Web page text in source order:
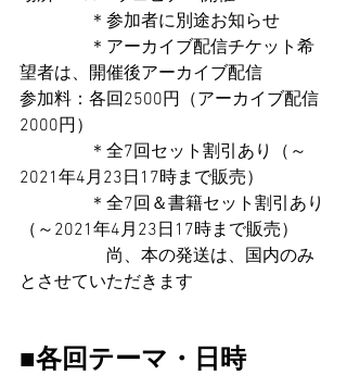
＊参加者に別途お知らせ
＊アーカイブ配信チケット希
望者は、開催後アーカイブ配信
参加料：各回2500円（アーカイブ配信
2000円）
＊全7回セット割引あり（～
2021年4月23日17時まで販売）
＊全7回＆書籍セット割引あり
（～2021年4月23日17時まで販売）
尚、本の発送は、国内のみ
とさせていただきます
■各回テーマ・日時